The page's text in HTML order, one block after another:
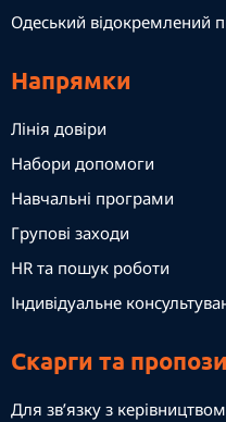
Одеський відокремлений
Напрямки
Лінія довіри
Набори допомоги
Навчальні програми
Групові заходи
HR та пошук роботи
Індивідуальне
Скарги та
Для зв’язку з